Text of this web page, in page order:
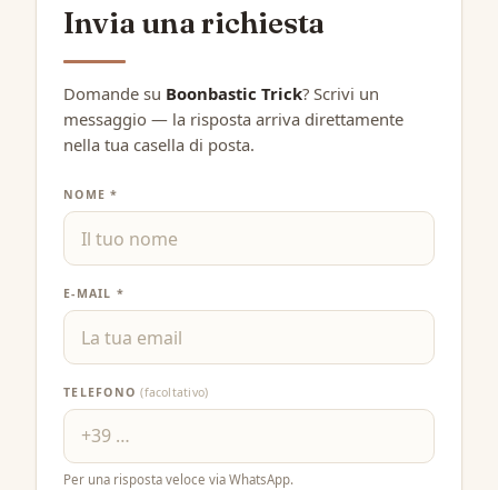
Invia una richiesta
Domande su Boonbastic Trick? Scrivi un
messaggio — la risposta arriva direttamente
nella tua casella di posta.
NOME *
E-MAIL *
TELEFONO(facoltativo)
Per una risposta veloce via WhatsApp.